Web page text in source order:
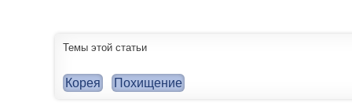
Темы этой статьи
Корея Похищение